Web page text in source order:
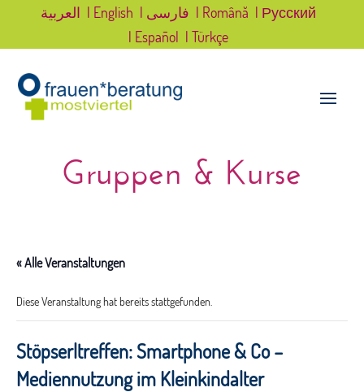
العربية | English | فارسی | Română | Русский
| Español | Türkçe
Gruppen & Kurse
« Alle Veranstaltungen
Diese Veranstaltung hat bereits stattgefunden.
Stöpserltreffen: Smartphone & Co –
Mediennutzung im Kleinkindalter